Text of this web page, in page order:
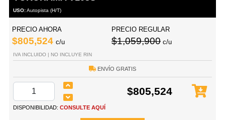
USO:Autopista (H/T)
PRECIO AHORA
$805,524 c/u
PRECIO REGULAR
$1,059,900 c/u
IVA INCLUIDO | NO INCLUYE RIN
ENVÍO GRATIS
$805,524
DISPONIBILIDAD: CONSULTE AQUÍ